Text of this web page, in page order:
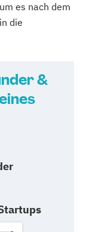
es nach dem
die
&